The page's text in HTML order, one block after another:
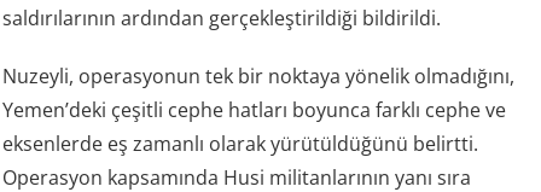
saldırılarının ardından gerçekleştirildiği bildirildi.
Nuzeyli, operasyonun tek bir noktaya yönelik olmadığını,
Yemen’deki çeşitli cephe hatları boyunca farklı cephe ve
eksenlerde eş zamanlı olarak yürütüldüğünü belirtti.
Operasyon kapsamında Husi militanlarının yanı sıra